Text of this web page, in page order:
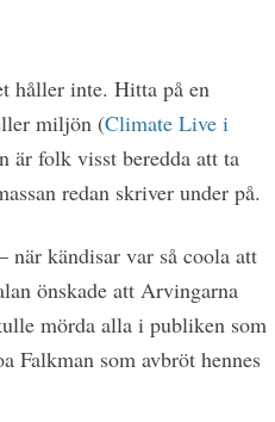
håller inte. Hitta på en
miljön (Climate Live i
är folk visst beredda att ta
redan skriver under på.
kändisar var så coola att
önskade att Arvingarna
mörda alla i publiken som
Falkman som avbröt hennes